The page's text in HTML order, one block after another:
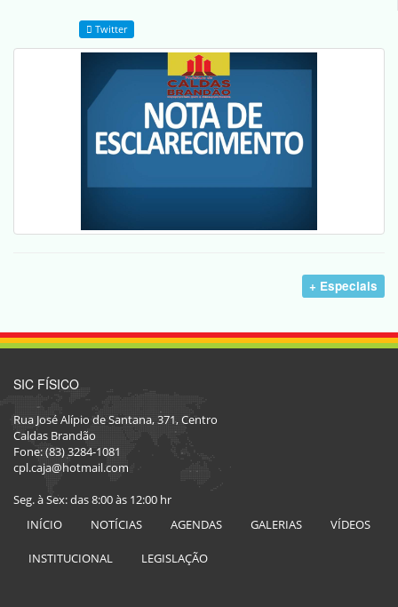
Twitter
+ Especiais
SIC FÍSICO
Rua José Alípio de Santana, 371, Centro
Caldas Brandão
Fone: (83) 3284-1081
cpl.caja@hotmail.com
Seg. à Sex: das 8:00 às 12:00 hr
INÍCIO
NOTÍCIAS AGENDAS GALERIAS VÍDEOS
INSTITUCIONAL LEGISLAÇÃO